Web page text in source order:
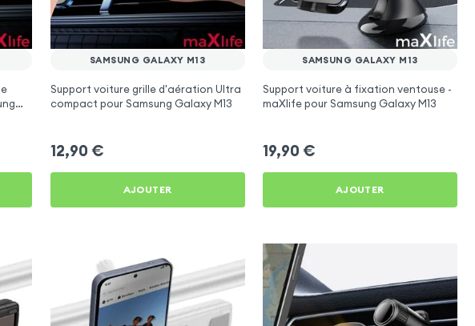
SAMSUNG GALAXY M13
Support voiture grille d'aération Ultra
compact pour Samsung Galaxy M13
12,90 €
AJOUTER
SAMSUNG GALAXY M13
Support voiture à fixation ventouse -
maXlife pour Samsung Galaxy M13
19,90 €
AJOUTER